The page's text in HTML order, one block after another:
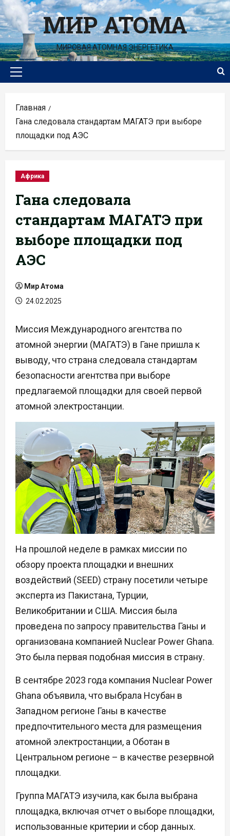
Перейти
к
содержимомуМИР АТОМА
МИРОВАЯ АТОМНАЯ ЭНЕРГЕТИКА
Основное
Главная
Гана следовала стандартам МАГАТЭ при выборе
площадки под АЭС
Африка
Гана следовала
стандартам МАГАТЭ при
выборе площадки под
АЭС
Мир Атома
24.02.2025
Миссия Международного агентства по
атомной энергии (МАГАТЭ) в Гане пришла к
выводу, что страна следовала стандартам
безопасности агентства при выборе
предлагаемой площадки для своей первой
атомной электростанции.
На прошлой неделе в рамках миссии по
обзору проекта площадки и внешних
воздействий (SEED) страну посетили четыре
эксперта из Пакистана, Турции,
Великобритании и США. Миссия была
проведена по запросу правительства Ганы и
организована компанией Nuclear Power Ghana.
Это была первая подобная миссия в страну.
В сентябре 2023 года компания Nuclear Power
Ghana объявила, что выбрала Нсубан в
Западном регионе Ганы в качестве
предпочтительного места для размещения
атомной электростанции, а Оботан в
Центральном регионе – в качестве резервной
площадки.
Группа МАГАТЭ изучила, как была выбрана
площадка, включая отчет о выборе площадки,
использованные критерии и сбор данных.